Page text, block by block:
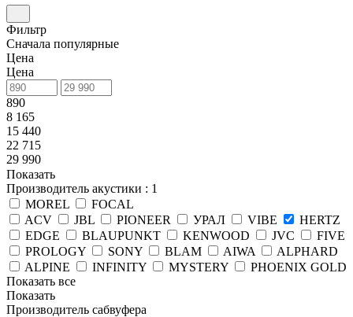
Фильтр
Сначала популярные
Цена
Цена
890
8 165
15 440
22 715
29 990
Показать
Производитель акустики : 1
MOREL
FOCAL
ACV
JBL PIONEER УРАЛ VIBE
HERTZ
EDGE
BLAUPUNKT KENWOOD JVC
FIVE
PROLOGY
SONY BLAM AIWA
ALPHARD
ALPINE
INFINITY MYSTERY
PHOENIX GOLD
Показать все
Показать
Производитель сабвуфера